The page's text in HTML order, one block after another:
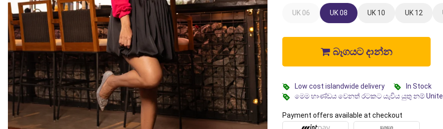
UK 06 UK 08 UK 10 UK 12
බෑගයට දාන්න
Low cost islandwide delivery
In Stock
මෙම භාණ්ඩය වෙනත් රටකට යැවිය යුතු නම්
Payment offers available at checkout